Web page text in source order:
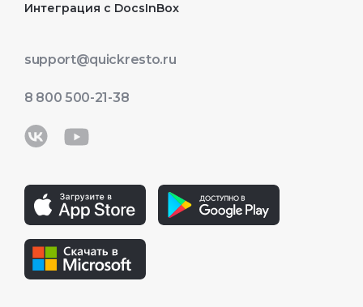
Интеграция с DocsInBox
support@quickresto.ru
8 800 500-21-38